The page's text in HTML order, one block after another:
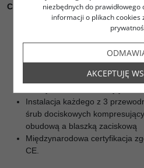
Cechy i zalety:
wykonane z ultraczystej miedzi
Korpus z tworzywa
Wymienne plastikowe
12.8mm do 16mm
Instalacja każdego z 3
śrub dociskowych
obudową a blaszką zaciskową
Międzynarodowa certyfikacja
CE.
niezbędnych do prawidłowego
informacji o plikach cookies
AKCEPTUJĘ